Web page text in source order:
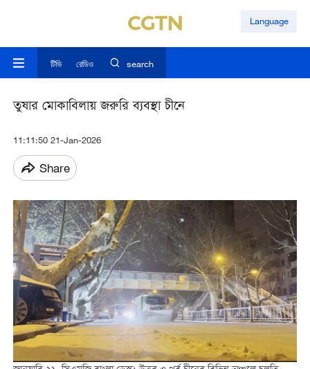
Language
টিভি রেডিও search
তুষার মোকাবিলায় জরুরি ব্যবস্থা চীনে
11:11:50 21-Jan-2026
Share